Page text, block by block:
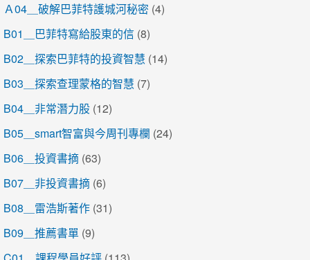
Ａ04＿破解巴菲特護城河秘密 (4)
B01＿巴菲特寫給股東的信 (8)
B02＿探索巴菲特的投資智慧 (14)
B03＿探索查理蒙格的智慧 (7)
B04＿非常潛力股 (12)
B05＿smart智富與今周刊專欄 (24)
B06＿投資書摘 (63)
B07＿非投資書摘 (6)
B08＿雷浩斯著作 (31)
B09＿推薦書單 (9)